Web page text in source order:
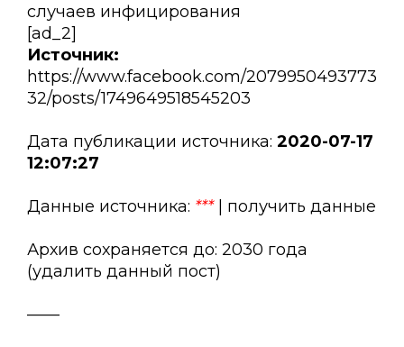
случаев инфицирования
[ad_2]
Источник:
https://www.facebook.com/2079950493773
32/posts/1749649518545203
Дата публикации источника: 2020-07-17
12:07:27
Данные источника: ***| получить данные
Архив сохраняется до: 2030 года
(удалить данный пост)
——